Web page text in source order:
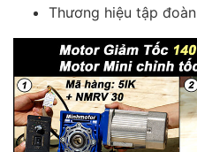
Thương hiệu tập